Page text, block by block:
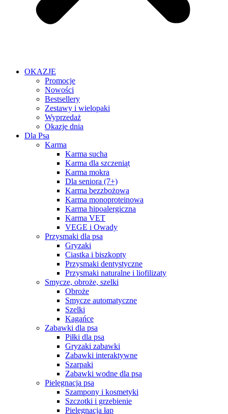
OKAZJE
Promocje
Nowości
Bestsellery
Zestawy i wielopaki
Wyprzedaż
Okazje dnia
Dla Psa
Karma
Karma sucha
Karma dla szczeniąt
Karma mokra
Dla seniora (7+)
Karma bezzbożowa
Karma monoproteinowa
Karma hipoalergiczna
Karma VET
VEGE i Owady
Przysmaki dla psa
Gryzaki
Ciastka i biszkopty
Przysmaki dentystyczne
Przysmaki naturalne i liofilizaty
Smycze, obroże, szelki
Obroże
Smycze automatyczne
Szelki
Kagańce
Zabawki dla psa
Piłki dla psa
Gryzaki zabawki
Zabawki interaktywne
Szarpaki
Zabawki wodne dla psa
Pielęgnacja psa
Szampony i kosmetyki
Szczotki i grzebienie
Pielęgnacja łap